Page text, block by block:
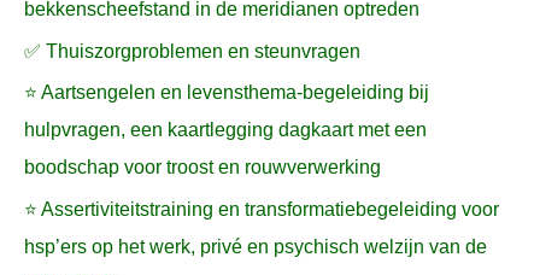
bekkenscheefstand in de meridianen optreden
✅ Thuiszorgproblemen en steunvragen
⭐ Aartsengelen en levensthema-begeleiding bij
hulpvragen, een kaartlegging dagkaart met een
boodschap voor troost en rouwverwerking
⭐ Assertiviteitstraining en transformatiebegeleiding voor
hsp’ers op het werk, privé en psychisch welzijn van de